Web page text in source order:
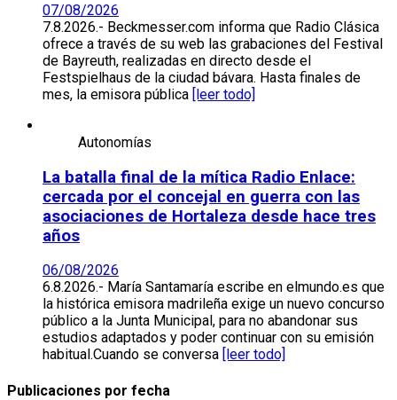
07/08/2026
7.8.2026.- Beckmesser.com informa que Radio Clásica
ofrece a través de su web las grabaciones del Festival
de Bayreuth, realizadas en directo desde el
Festspielhaus de la ciudad bávara. Hasta finales de
mes, la emisora pública [leer todo]
Autonomías
La batalla final de la mítica Radio Enlace:
cercada por el concejal en guerra con las
asociaciones de Hortaleza desde hace tres
años
06/08/2026
6.8.2026.- María Santamaría escribe en elmundo.es que
la histórica emisora madrileña exige un nuevo concurso
público a la Junta Municipal, para no abandonar sus
estudios adaptados y poder continuar con su emisión
habitual.Cuando se conversa
[leer todo]
Publicaciones por fecha